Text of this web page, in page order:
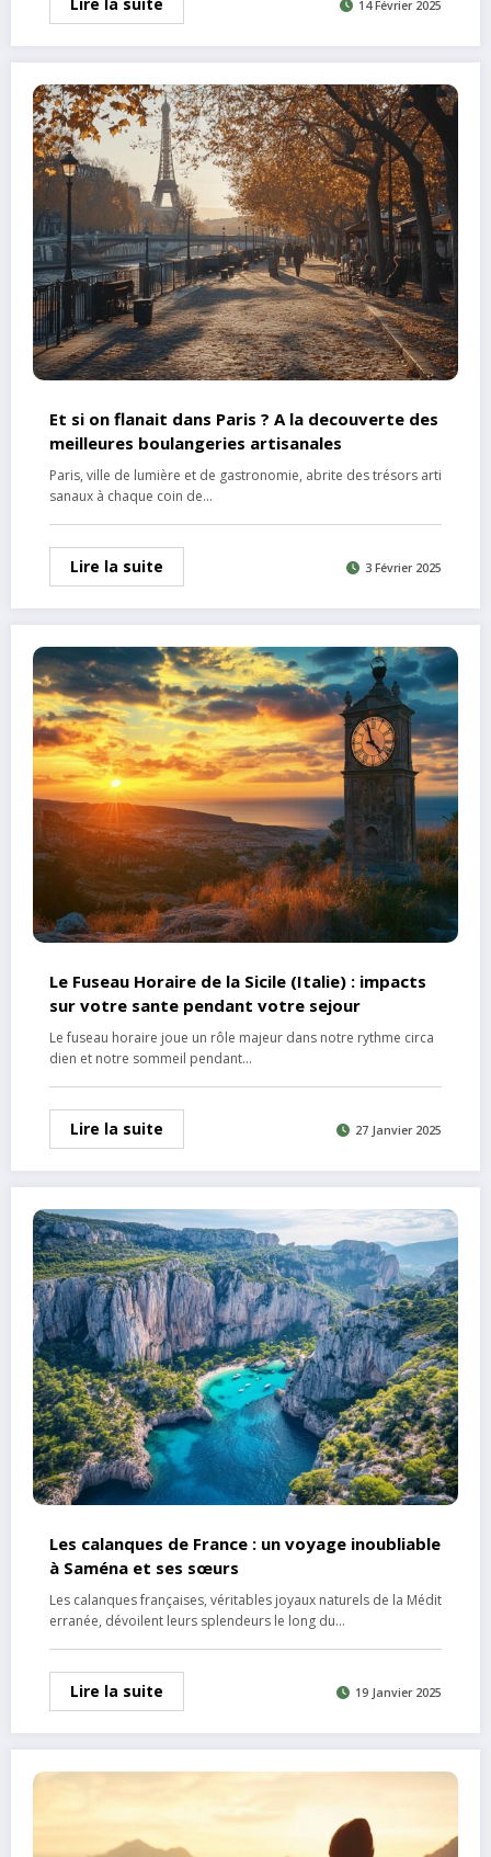
14 Février 2025
Et si on flanait dans Paris ? A la decouverte des
meilleures boulangeries artisanales
Paris, ville de lumière et de gastronomie, abrite des trésors arti
sanaux à chaque coin de…
Lire la suite 3 Février 2025
Le Fuseau Horaire de la Sicile (Italie) : impacts
sur votre sante pendant votre sejour
Le fuseau horaire joue un rôle majeur dans notre rythme circa
dien et notre sommeil pendant…
Lire la suite 27 Janvier 2025
Les calanques de France : un voyage inoubliable
à Saména et ses sœurs
Les calanques françaises, véritables joyaux naturels de la Médit
erranée, dévoilent leurs splendeurs le long du…
Lire la suite 19 Janvier 2025